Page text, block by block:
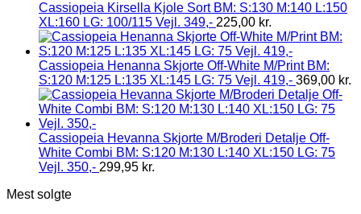
Cassiopeia Kirsella Kjole Sort BM: S:130 M:140 L:150
XL:160 LG: 100/115 Vejl. 349,- 225,00 kr.
Cassiopeia Henanna Skjorte Off-White M/Print BM:
S:120 M:125 L:135 XL:145 LG: 75 Vejl. 419,- 369,00 kr.
Cassiopeia Hevanna Skjorte M/Broderi Detalje Off-
White Combi BM: S:120 M:130 L:140 XL:150 LG: 75
Vejl. 350,- 299,95 kr.
Mest solgte